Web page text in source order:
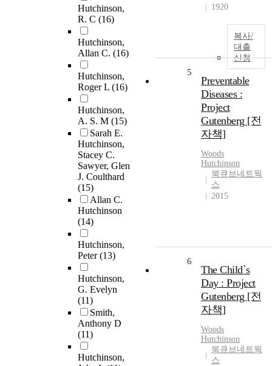
Hutchinson,
R. C (16)
Hutchinson,
Allan C. (16)
Hutchinson,
Roger L (16)
Hutchinson,
A. S. M (15)
Sarah E.
Hutchinson,
Stacey C.
Sawyer, Glen
J. Coulthard
(15)
Allan C.
Hutchinson
(14)
Hutchinson,
Peter(13)
Hutchinson,
G. Evelyn
(11)
Smith,
Anthony D
(11)
Hutchinson,
1920
복사/
대출
신청
5
Preventable
Diseases :
Project
Gutenberg [전
자책]
Woods
Hutchinson
북큐브네트웍
스
2015
6
The Child`s
Day : Project
Gutenberg [전
자책]
Woods
Hutchinson
북큐브네트웍
스